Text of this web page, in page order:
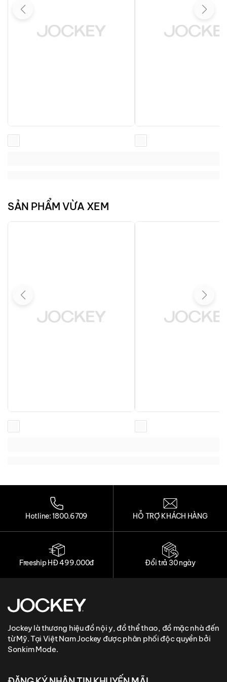
SẢN PHẨM VỪA XEM
Hotline: 1800.6709 HỖ TRỢ KHÁCH HÀNG
Freeship HĐ 499.000đ Đổi trả 30 ngày
Jockey là thương hiệu đồ nội y, đồ thể thao, đồ mặc nhà đến
từ Mỹ. Tại Việt Nam Jockey được phân phối độc quyền bởi
Sonkim Mode.